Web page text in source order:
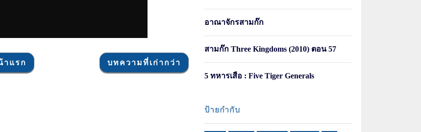
บทความที่เก่ากว่า
าแรก
อาณาจักรสามก๊ก
สามก๊ก Three Kingdoms (2010) ตอน 57
5 ทหารเสือ : Five Tiger Generals
ป้ายกำกับ